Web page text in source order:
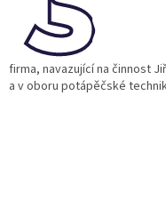
firma, navazující na činnost
a v oboru potápěčské